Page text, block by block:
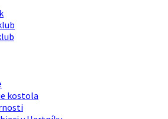
kostola